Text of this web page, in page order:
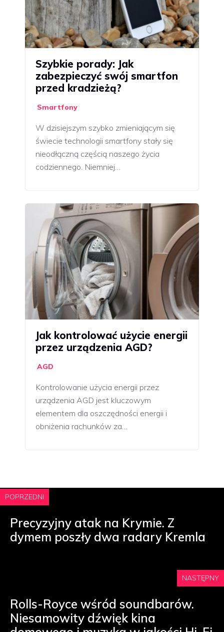
Szybkie porady: Jak
zabezpieczyć swój smartfon
przed kradzieżą?
Smartfony
W dzisiejszym szybko zmieniającym się
świecie technologii smartfony stały się
nieodłączną częścią naszego życia
codziennego. Niemniej…
Jak kontrolować użycie energii
przez urządzenia AGD?
AGD
Kontrolowanie użycia energii przez
urządzenia AGD jest kluczowym
elementem dla oszczędności energii i
obniżenia rachunków za…
POPRZEDNI
Precyzyjny atak na Krymie. Z
dymem poszły dwa radary Kremla
NASTĘPNY
Rolls-Royce wśród soundbarów.
Niesamowity dźwięk kina